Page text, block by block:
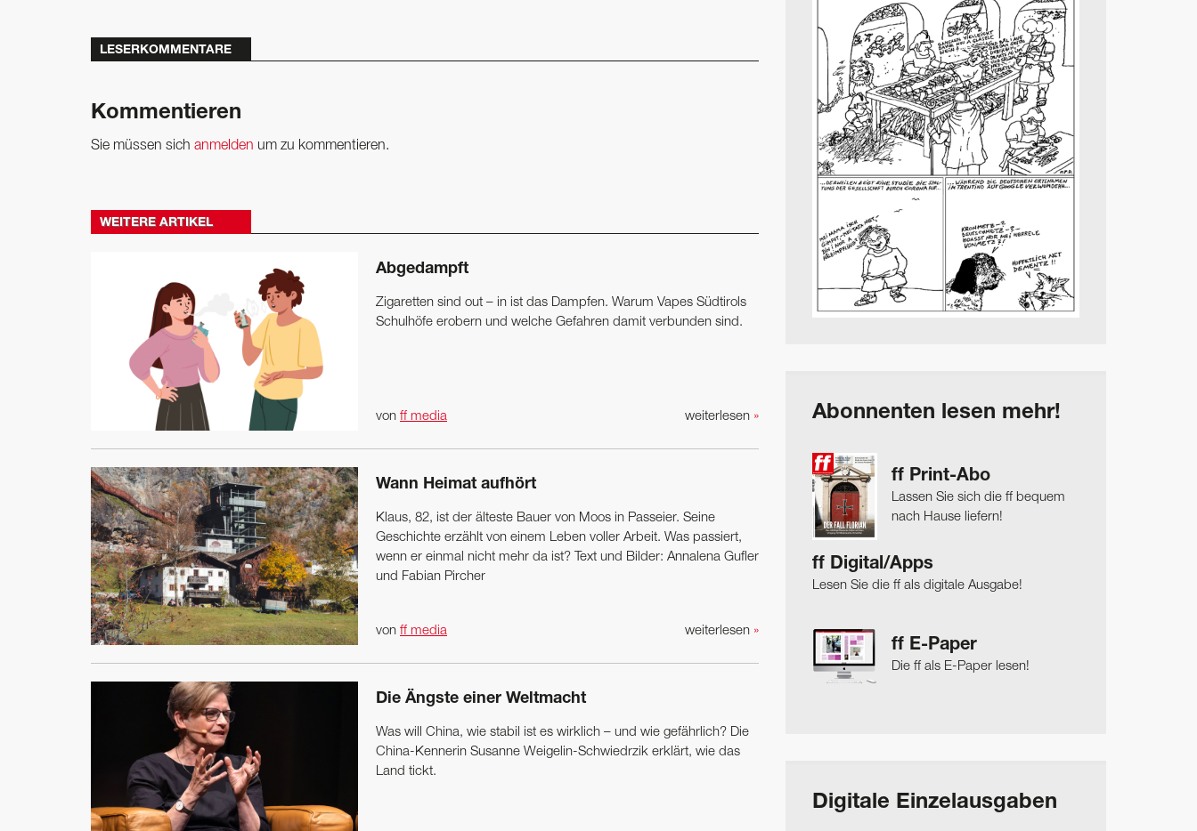
LESERKOMMENTARE
Kommentieren
Sie müssen sich anmelden um zu kommentieren.
WEITERE ARTIKEL
Abgedampft
Zigaretten sind out – in ist das Dampfen. Warum Vapes Südtirols
Schulhöfe erobern und welche Gefahren damit verbunden sind.
weiterlesen »
von ff media
Wann Heimat aufhört
Klaus, 82, ist der älteste Bauer von Moos in Passeier. Seine
Geschichte erzählt von einem Leben voller Arbeit. Was passiert,
wenn er einmal nicht mehr da ist? Text und Bilder: Annalena Gufler
und Fabian Pircher
weiterlesen »
von ff media
Die Ängste einer Weltmacht
Was will China, wie stabil ist es wirklich – und wie gefährlich? Die
China-Kennerin ­Susanne ­Weigelin-Schwiedrzik erklärt, wie das
Land tickt.
Abonnenten lesen mehr!
ff Print-Abo
Lassen Sie sich die ff bequem
nach Hause liefern!
ff Digital/Apps
Lesen Sie die ff als digitale Ausgabe!
ff E-Paper
Die ff als E-Paper lesen!
Digitale Einzelausgaben